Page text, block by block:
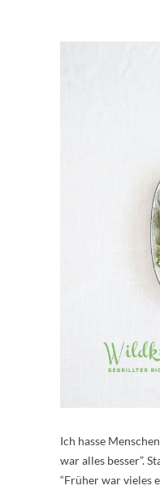
Ich hasse
war alles besser”.
“Früher war vieles